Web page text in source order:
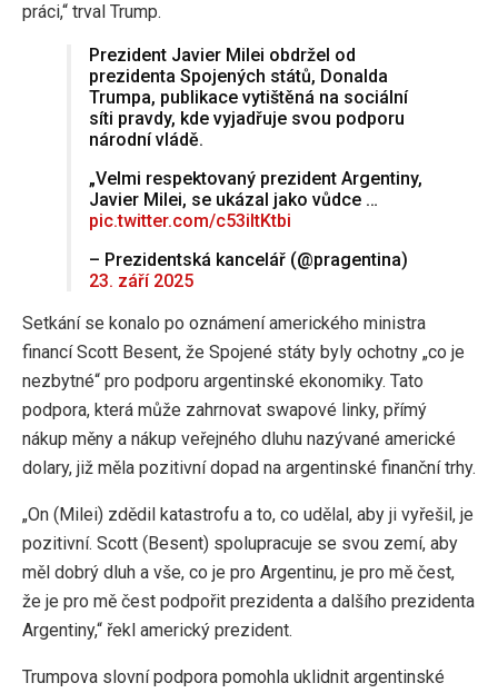
práci,“ trval Trump.
Prezident Javier Milei obdržel od
prezidenta Spojených států, Donalda
Trumpa, publikace vytištěná na sociální
síti pravdy, kde vyjadřuje svou podporu
národní vládě.
„Velmi respektovaný prezident Argentiny,
Javier Milei, se ukázal jako vůdce …
pic.twitter.com/c53iltKtbi
– Prezidentská kancelář (@pragentina)
23. září 2025
Setkání se konalo po oznámení amerického ministra
financí Scott Besent, že Spojené státy byly ochotny „co je
nezbytné“ pro podporu argentinské ekonomiky. Tato
podpora, která může zahrnovat swapové linky, přímý
nákup měny a nákup veřejného dluhu nazývané americké
dolary, již měla pozitivní dopad na argentinské finanční trhy.
„On (Milei) zdědil katastrofu a to, co udělal, aby ji vyřešil, je
pozitivní. Scott (Besent) spolupracuje se svou zemí, aby
měl dobrý dluh a vše, co je pro Argentinu, je pro mě čest,
že je pro mě čest podpořit prezidenta a dalšího prezidenta
Argentiny,“ řekl americký prezident.
Trumpova slovní podpora pomohla uklidnit argentinské